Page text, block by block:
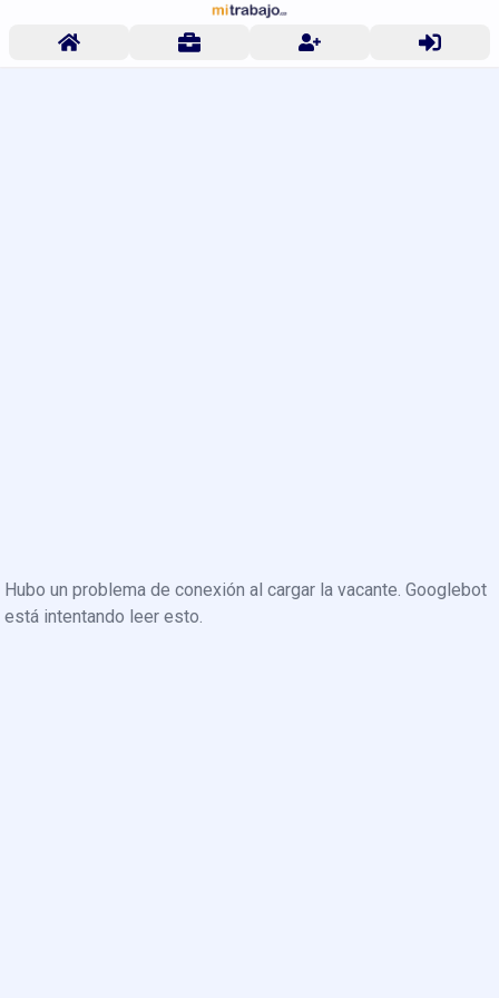
Hubo un problema de conexión al cargar la vacante. Googlebot
está intentando leer esto.